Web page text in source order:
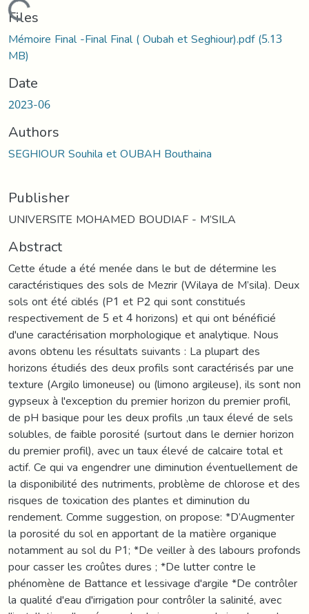
Loading...
Files
Mémoire Final -Final Final ( Oubah et Seghiour).pdf(5.13
MB)
Date
2023-06
Authors
SEGHIOUR Souhila et OUBAH Bouthaina
Publisher
UNIVERSITE MOHAMED BOUDIAF - M’SILA
Abstract
Cette étude a été menée dans le but de détermine les
caractéristiques des sols de Mezrir (Wilaya de M’sila). Deux
sols ont été ciblés (P1 et P2 qui sont constitués
respectivement de 5 et 4 horizons) et qui ont bénéficié
d'une caractérisation morphologique et analytique. Nous
avons obtenu les résultats suivants : La plupart des
horizons étudiés des deux profils sont caractérisés par une
texture (Argilo limoneuse) ou (limono argileuse), ils sont non
gypseux à l'exception du premier horizon du premier profil,
de pH basique pour les deux profils ,un taux élevé de sels
solubles, de faible porosité (surtout dans le dernier horizon
du premier profil), avec un taux élevé de calcaire total et
actif. Ce qui va engendrer une diminution éventuellement de
la disponibilité des nutriments, problème de chlorose et des
risques de toxication des plantes et diminution du
rendement. Comme suggestion, on propose: *D’Augmenter
la porosité du sol en apportant de la matière organique
notamment au sol du P1; *De veiller à des labours profonds
pour casser les croûtes dures ; *De lutter contre le
phénomène de Battance et lessivage d'argile *De contrôler
la qualité d'eau d'irrigation pour contrôler la salinité, avec